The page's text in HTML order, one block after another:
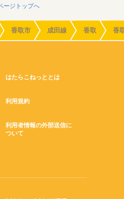
ージトップへ
香取市 成田線 香取 香
はたらこねっととは
利用規約
利用者情報の外部送信に
ついて